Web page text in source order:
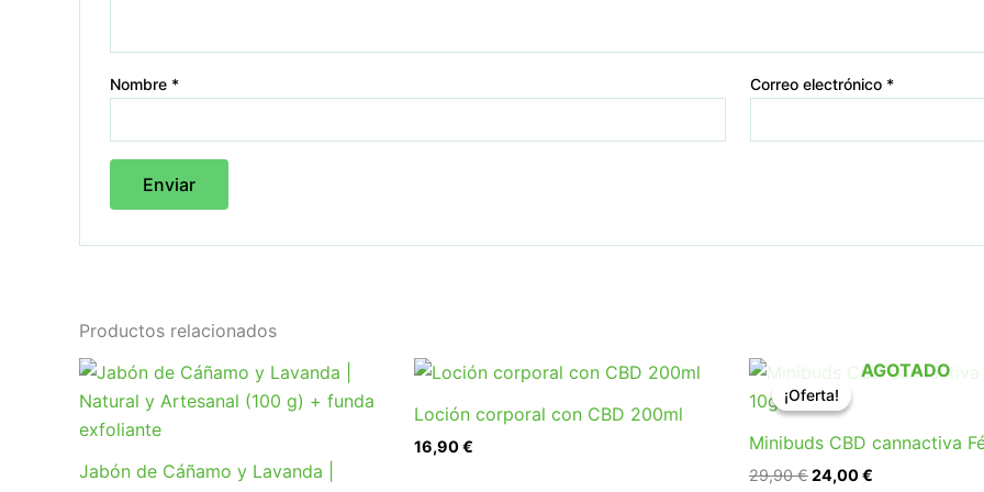
Nombre * Correo electrónico *
Productos relacionados
Jabón de Cáñamo y Lavanda |
Loción corporal con CBD 200ml
16,90€
¡Oferta!
AGOTADO
¡Oferta!
Minibuds CBD cannactiva
29,90€
El
precio
original
29,90 €.
24,00€
El
24,00 €.